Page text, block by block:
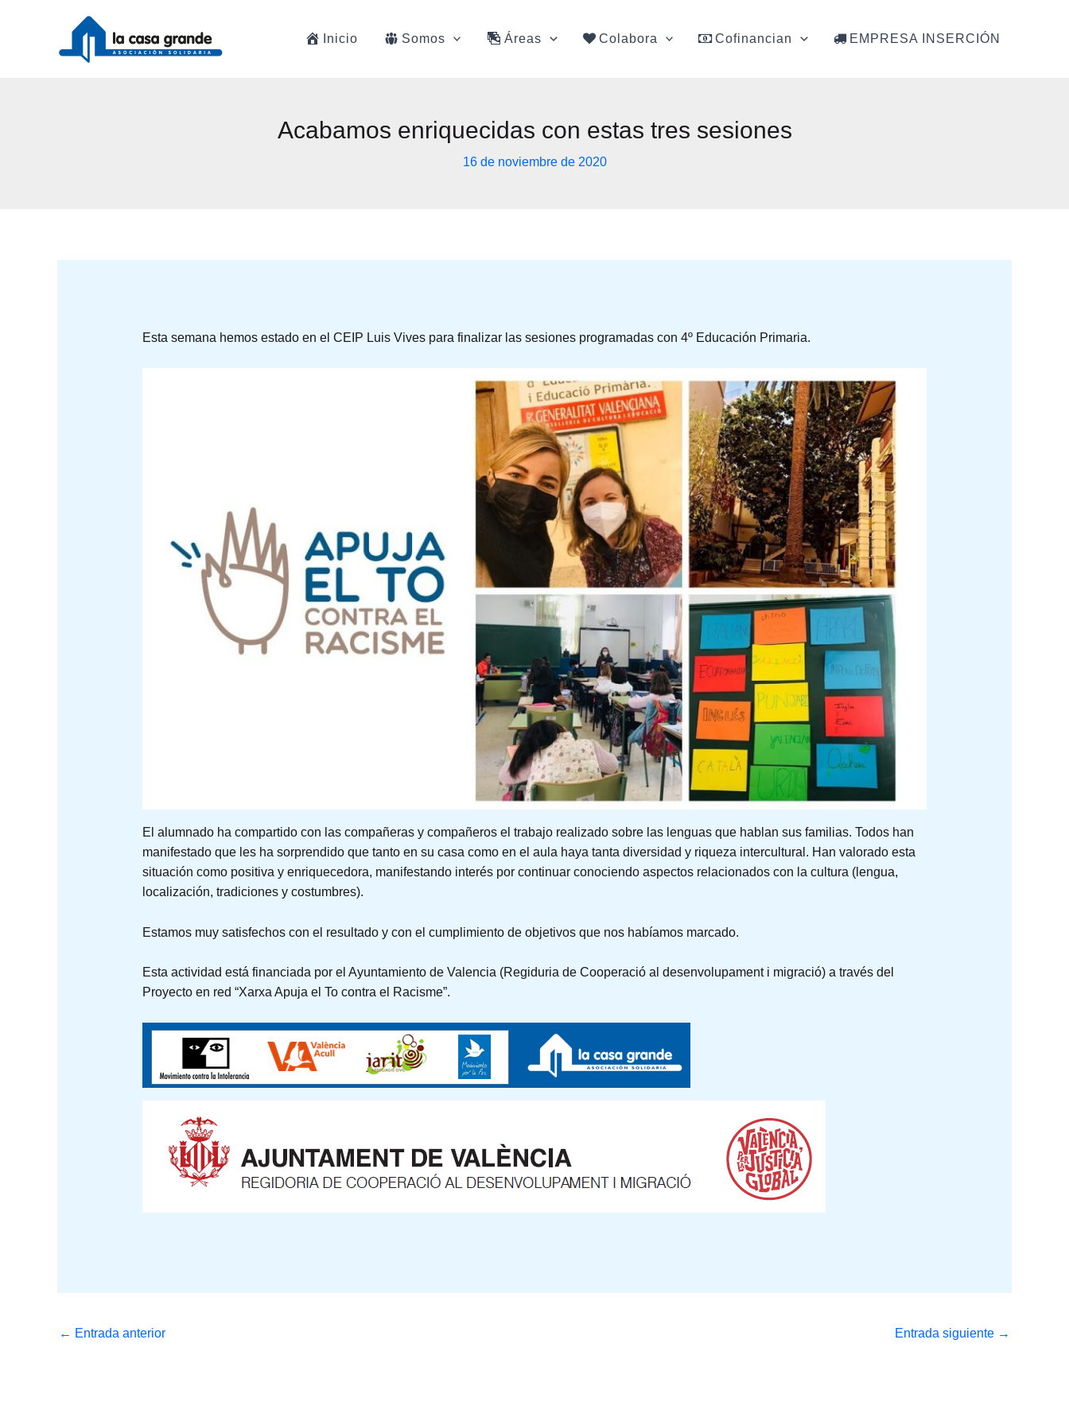
Inicio Somos Áreas Colabora Cofinancian EMPRESA INSERCIÓN
Acabamos enriquecidas con estas tres sesiones
16 de noviembre de 2020
Esta semana hemos estado en el CEIP Luis Vives para finalizar las sesiones programadas con 4º Educación Primaria.
El alumnado ha compartido con las compañeras y compañeros el trabajo realizado sobre las lenguas que hablan sus familias. Todos han
manifestado que les ha sorprendido que tanto en su casa como en el aula haya tanta diversidad y riqueza intercultural. Han valorado esta
situación como positiva y enriquecedora, manifestando interés por continuar conociendo aspectos relacionados con la cultura (lengua,
localización, tradiciones y costumbres).
Estamos muy satisfechos con el resultado y con el cumplimiento de objetivos que nos habíamos marcado.
Esta actividad está financiada por el Ayuntamiento de Valencia (Regiduria de Cooperació al desenvolupament i migració) a través del
Proyecto en red “Xarxa Apuja el To contra el Racisme”.
← Entrada anterior Entrada siguiente →